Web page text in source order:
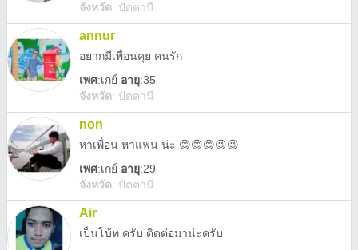
จังหวัด: ปัตตานี
annur
อยากมีเพื่อนคุย คนรัก
เพศ:เกย์ อายุ:35
จังหวัด: ปัตตานี
non
หาเพื่อน หาแฟน น่ะ 😊😊😊😉😉
เพศ:เกย์ อายุ:29
จังหวัด: ปัตตานี
Air
เป็นโบ้ท ครับ ติดต่อมาน่ะครับ